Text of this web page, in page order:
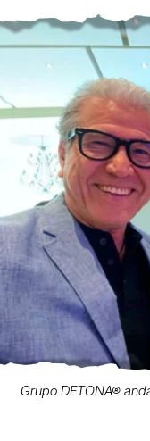
Grupo DETONA®